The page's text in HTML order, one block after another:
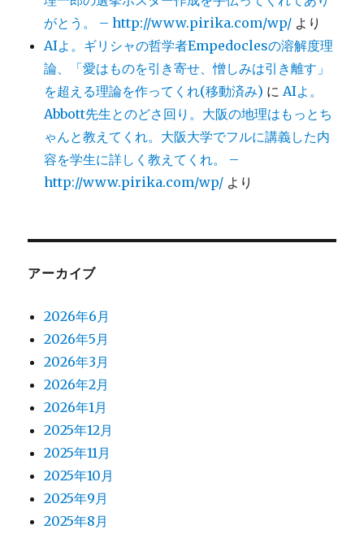
がとう。 – http://www.pirika.com/wp/ より
AIよ。ギリシャの哲学者Empedoclesの溶解度理
論、「愛はものを引き寄せ、憎しみは引き離す」
を超える理論を作ってくれ(移動済み) に AIよ。
Abbott先生とのどさ回り。大阪の地理はもっとち
ゃんと教えてくれ。大阪大学でフルに講義した内
容を学生に詳しく教えてくれ。 –
http://www.pirika.com/wp/ より
アーカイブ
2026年6月
2026年5月
2026年3月
2026年2月
2026年1月
2025年12月
2025年11月
2025年10月
2025年9月
2025年8月